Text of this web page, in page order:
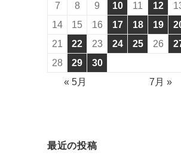
7
8 9 10 11 12
14
15 16 17 18 19
21
22 23 24 25 26
28
29
30
« 5月
7月 »
最近の投稿